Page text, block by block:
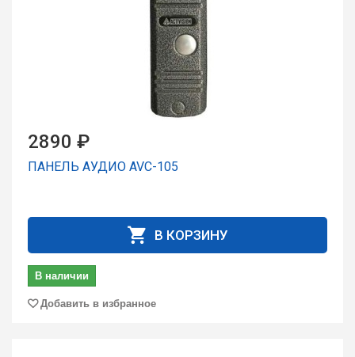
2890 ₽
ПАНЕЛЬ АУДИО AVC-105
В КОРЗИНУ
В наличии
Добавить в избранное